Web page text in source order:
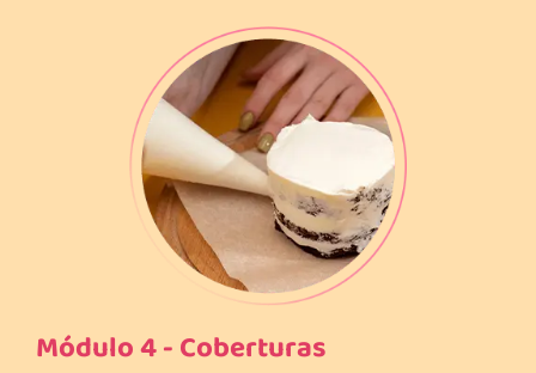
Módulo 4 - Coberturas